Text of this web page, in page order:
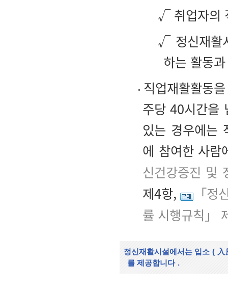
√ 취업자의
√ 정신재활
하는 활동
직업재활활동
주당 40시간을
있는 경우에는
에 참여한 사람
신건강증진 및
제4항,
「
률 시행규칙」
정신재활시설에서는 입소 ( 入
를 제공합니다 .